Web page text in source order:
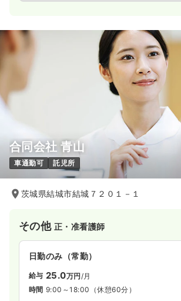
合同会社 青山
車通勤可 託児所
茨城県結城市結城７２０１－１
その他 正・准看護師
日勤のみ（常勤）
給与 25.0万円/月
時間 9:00～18:00 （休憩60分）